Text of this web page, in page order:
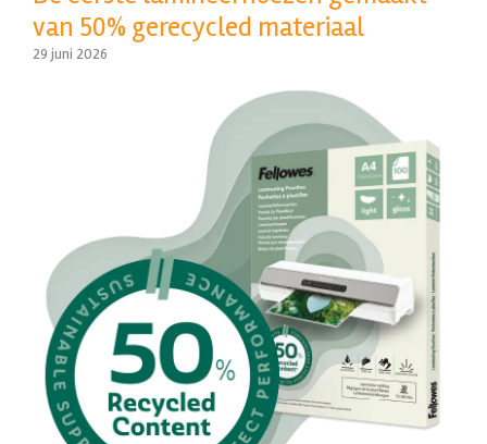
van 50% gerecycled materiaal
29 juni 2026